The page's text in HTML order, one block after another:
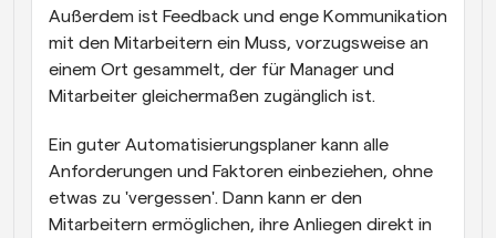
Außerdem ist Feedback und enge Kommunikation
mit den Mitarbeitern ein Muss, vorzugsweise an
einem Ort gesammelt, der für Manager und
Mitarbeiter gleichermaßen zugänglich ist.
Ein guter Automatisierungsplaner kann alle
Anforderungen und Faktoren einbeziehen, ohne
etwas zu 'vergessen'. Dann kann er den
Mitarbeitern ermöglichen, ihre Anliegen direkt in